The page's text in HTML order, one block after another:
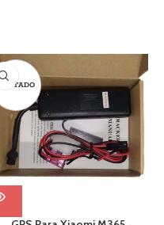
AGOTADO